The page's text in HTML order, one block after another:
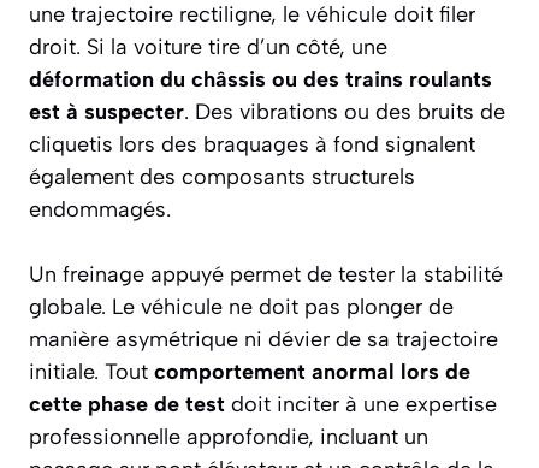
une trajectoire rectiligne, le véhicule doit filer
droit. Si la voiture tire d’un côté, une
déformation du châssis ou des trains roulants
est à suspecter. Des vibrations ou des bruits de
cliquetis lors des braquages à fond signalent
également des composants structurels
endommagés.
Un freinage appuyé permet de tester la stabilité
globale. Le véhicule ne doit pas plonger de
manière asymétrique ni dévier de sa trajectoire
initiale. Tout comportement anormal lors de
cette phase de test doit inciter à une expertise
professionnelle approfondie, incluant un